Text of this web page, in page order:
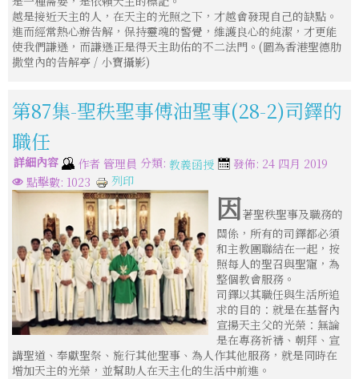
越是接近天主的人，在天主的光照之下，才越會發現自己的缺點。
進而經常熱心辦告解，保持靈魂的警覺，維護良心的純潔，才更能
使我們謙遜，而謙遜正是得天主助佑的不二法門。(圖為香港聖德肋
撒堂內的告解亭 / 小寶攝影)
第87集-聖秩聖事傅油聖事(28-2)司鐸的
職任
詳細內容 作者 管理員 分類: 教義函授
發佈: 24 四月 2019
點擊數: 1023
列印
因著聖秩聖事及職務的
關係，所有的司鐸都必須
和主教團聯結在一起，按
照每人的聖召與聖寵，為
整個教會服務。
司鐸以其職任與生活所追
求的目的：就是在基督內
宣揚天主父的光榮：無論
是在專務祈禱、朝拜、宣
講聖道、奉獻聖祭、施行其他聖事、為人作其他服務，就是同時在
增加天主的光榮，並幫助人在天主化的生活中前進。